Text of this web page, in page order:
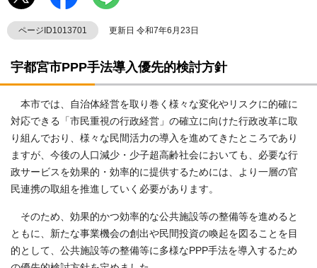
ページID1013701 更新日 令和7年6月23日
宇都宮市PPP手法導入優先的検討方針
本市では、自治体経営を取り巻く様々な変化やリスクに的確に
対応できる「市民重視の行政経営」の確立に向けた行政改革に取
り組んでおり、様々な民間活力の導入を進めてきたところであり
ますが、今後の人口減少・少子超高齢社会においても、必要な行
政サービスを効果的・効率的に提供するためには、より一層の官
民連携の取組を推進していく必要があります。
そのため、効果的かつ効率的な公共施設等の整備等を進めると
ともに、新たな事業機会の創出や民間投資の喚起を図ることを目
的として、公共施設等の整備等に多様なPPP手法を導入するため